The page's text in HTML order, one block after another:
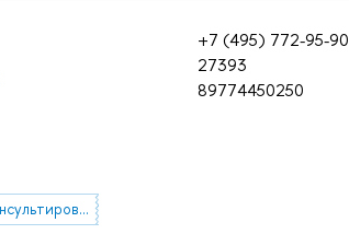
+7 (495) 772-95-90
27393
89774450250
карьерное консультирование